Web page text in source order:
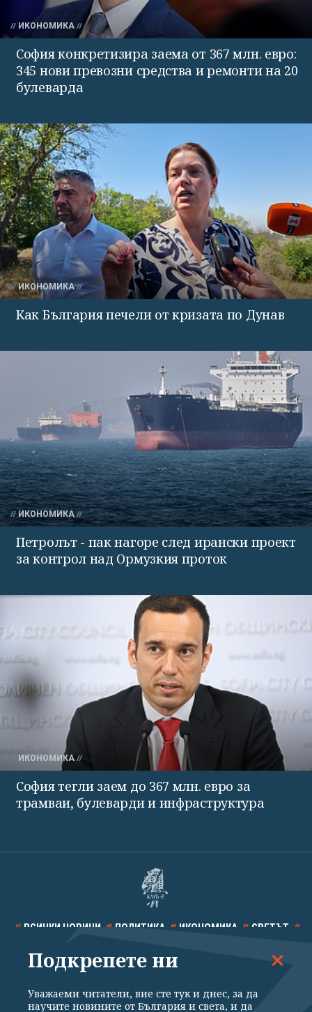
ИКОНОМИКА
София конкретизира заема от 367 млн. евро:
345 нови превозни средства и ремонти на 20
булеварда
ИКОНОМИКА
Как България печели от кризата по Дунав
ИКОНОМИКА
Петролът - пак нагоре след ирански проект
за контрол над Ормузкия проток
ИКОНОМИКА
София тегли заем до 367 млн. евро за
трамваи, булеварди и инфраструктура
ВСИЧКИ НОВИНИ ПОЛИТИКА ИКОНОМИКА СВЕТЪТ
СПОРТ КУЛТУРА ТЕХНОЛОГИИ КАЛЕЙДОСКОП
Подкрепете ни
Уважаеми читатели, вие сте тук и днес, за да
научите новините от България и света, и да